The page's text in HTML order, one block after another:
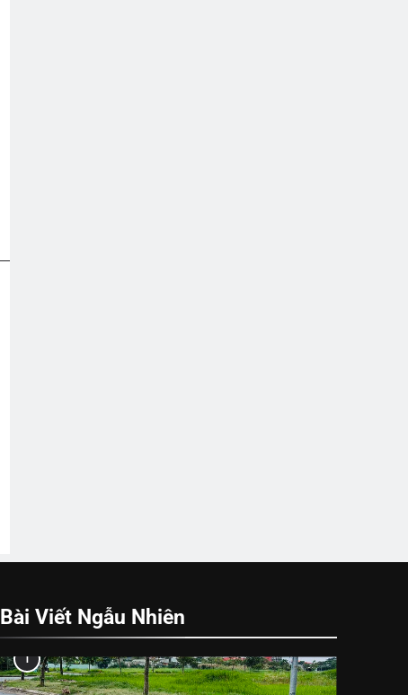
Bài Viết Ngẫu Nhiên
1